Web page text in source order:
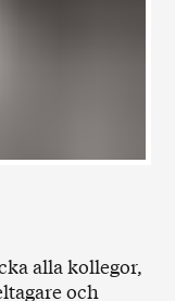
alla kollegor,
och